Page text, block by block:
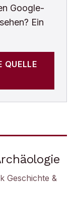
Google-
Ein
QUELLE
Geschichte &